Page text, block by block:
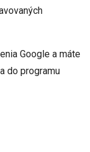
Google a máte
do programu